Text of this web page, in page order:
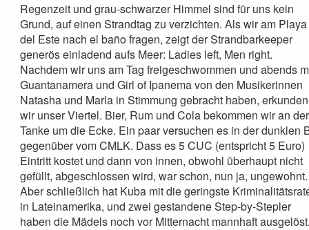
Regenzeit und grau-schwarzer Himmel sind für uns kein
Grund, auf einen Strandtag zu verzichten. Als wir am Playa
del Este nach el baño fragen, zeigt der Strandbarkeeper
generös einladend aufs Meer: Ladies left, Men right.
Nachdem wir uns am Tag freigeschwommen und abends
Guantanamera und Girl of Ipanema von den Musikerinnen
Natasha und Marla in Stimmung gebracht haben, erkunden
wir unser Viertel. Bier, Rum und Cola bekommen wir an der
Tanke um die Ecke. Ein paar versuchen es in der dunklen
gegenüber vom CMLK. Dass es 5 CUC (entspricht 5 Euro)
Eintritt kostet und dann von innen, obwohl überhaupt nicht
gefüllt, abgeschlossen wird, war schon, nun ja, ungewohnt.
Aber schließlich hat Kuba mit die geringste
in Lateinamerika, und zwei gestandene Step-by-Stepler
haben die Mädels noch vor Mitternacht mannhaft